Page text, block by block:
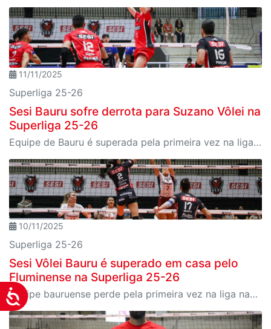
Acessibilidade
11/11/2025
Superliga 25-26
Sesi Bauru sofre derrota para Suzano Vôlei na
Superliga 25-26
Equipe de Bauru é superada pela primeira vez na liga nacional em confronto paulista
10/11/2025
Superliga 25-26
Sesi Vôlei Bauru é superado em casa pelo
Fluminense na Superliga 25-26
Equipe bauruense perde pela primeira vez na liga nacional, em confronto válido pela quarta rodada